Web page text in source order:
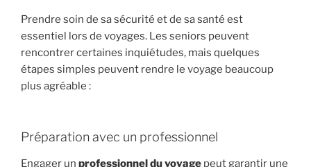
Prendre soin de sa sécurité et de sa santé est
essentiel lors de voyages. Les seniors peuvent
rencontrer certaines inquiétudes, mais quelques
étapes simples peuvent rendre le voyage beaucoup
plus agréable :
Préparation avec un professionnel
Engager un professionnel du voyage peut garantir une